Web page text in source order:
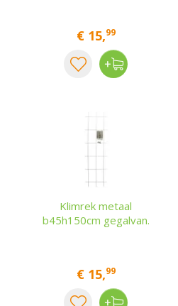
€ 15,99
Klimrek metaal
b45h150cm gegalvan.
€ 15,99